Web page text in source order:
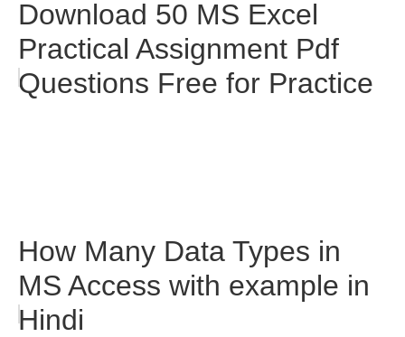
Download 50 MS Excel
Practical Assignment Pdf
Questions Free for Practice
How Many Data Types in
MS Access with example in
Hindi